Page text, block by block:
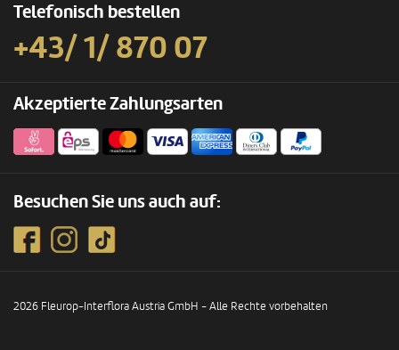
Telefonisch bestellen
+43/ 1/ 870 07
Akzeptierte Zahlungsarten
Besuchen Sie uns auch auf:
2026 Fleurop-Interflora Austria GmbH - Alle Rechte vorbehalten